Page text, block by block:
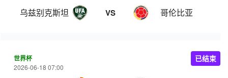
乌兹别克斯坦 VS 哥伦比亚
世界杯
2026-06-18 07:00
已结束